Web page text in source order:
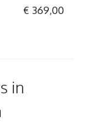
€ 369,00
in